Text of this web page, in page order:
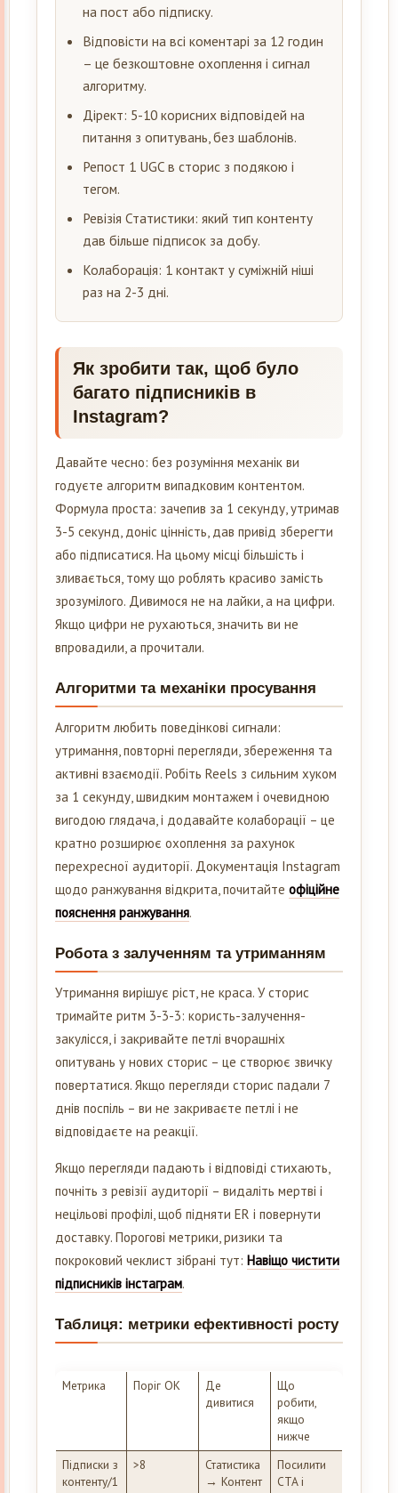
на пост або підписку.
Відповісти на всі коментарі за 12 годин
– це безкоштовне охоплення і сигнал
алгоритму.
Дірект: 5-10 корисних відповідей на
питання з опитувань, без шаблонів.
Репост 1 UGC в сторис з подякою і
тегом.
Ревізія Статистики: який тип контенту
дав більше підписок за добу.
Колаборація: 1 контакт у суміжній ніші
раз на 2-3 дні.
Як зробити так, щоб було
багато підписників в
Instagram?
Давайте чесно: без розуміння механік ви
годуєте алгоритм випадковим контентом.
Формула проста: зачепив за 1 секунду, утримав
3-5 секунд, доніс цінність, дав привід зберегти
або підписатися. На цьому місці більшість і
зливається, тому що роблять красиво замість
зрозумілого. Дивимося не на лайки, а на цифри.
Якщо цифри не рухаються, значить ви не
впровадили, а прочитали.
Алгоритми та механіки просування
Алгоритм любить поведінкові сигнали:
утримання, повторні перегляди, збереження та
активні взаємодії. Робіть Reels з сильним хуком
за 1 секунду, швидким монтажем і очевидною
вигодою глядача, і додавайте колаборації – це
кратно розширює охоплення за рахунок
перехресної аудиторії. Документація Instagram
щодо ранжування відкрита, почитайте офіційне
пояснення ранжування.
Робота з залученням та утриманням
Утримання вирішує ріст, не краса. У сторис
тримайте ритм 3-3-3: користь-залучення-
закулісся, і закривайте петлі вчорашніх
опитувань у нових сторис – це створює звичку
повертатися. Якщо перегляди сторис падали 7
днів поспіль – ви не закриваєте петлі і не
відповідаєте на реакції.
Якщо перегляди падають і відповіді стихають,
почніть з ревізії аудиторії – видаліть мертві і
нецільові профілі, щоб підняти ER і повернути
доставку. Порогові метрики, ризики та
покроковий чеклист зібрані тут: Навіщо чистити
підписників інстаграм.
Таблиця: метрики ефективності росту
Метрика Поріг ОК
Де
дивитися
Що
робити,
якщо
нижче
Підписки з
контенту/1
>8
Статистика
→ Контент
Посилити
CTA і